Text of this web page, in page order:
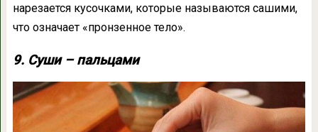
нарезается кусочками, которые называются сашими,
что означает «пронзенное тело».
9. Суши – пальцами